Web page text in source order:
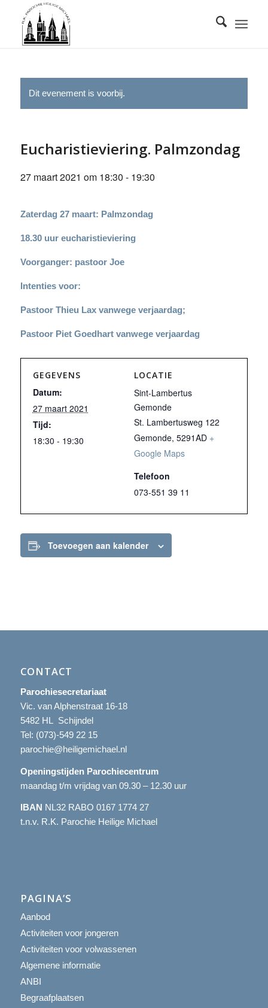
Dit evenement is voorbij.
Eucharistieviering. Palmzondag
27 maart 2021 om 18:30 - 19:30
Zaterdag 27 maart: Palmzondag
18.30 uur eucharistieviering
Voorganger: pastoor Joe
Intenties voor:
Pastoor Thieu Lax vanwege verjaardag;
Pastoor Piet Goedhart vanwege verjaardag
GEGEVENS
Datum:
27 maart 2021
Tijd:
18:30 - 19:30
LOCATIE
Sint-Lambertus
Gemonde
St. Lambertusweg 122
Gemonde, 5291AD +
Google Maps
Telefoon
073-551 39 11
Toevoegen aan kalender
CONTACT
Parochiesecretariaat
Vic. van Alphenstraat 16-18
5482 HL Schijndel
Tel: (073)-549 22 15
parochie@heiligemichael.nl
Openingstijden Parochiecentrum
maandag t/m vrijdag van 09.30 – 12.30 uur
IBAN NL32 RABO 0167 1774 27
t.n.v. R.K. Parochie Heilige Michael
PAGINA’S
Aanbod
Activiteiten voor jongeren
Activiteiten voor volwassenen
Algemene informatie
ANBI
Begraafplaatsen